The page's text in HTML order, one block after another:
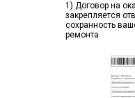
1) Договор на
закрепляется
сохранность
ремонта